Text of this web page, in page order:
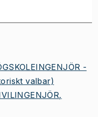
-
valbar)